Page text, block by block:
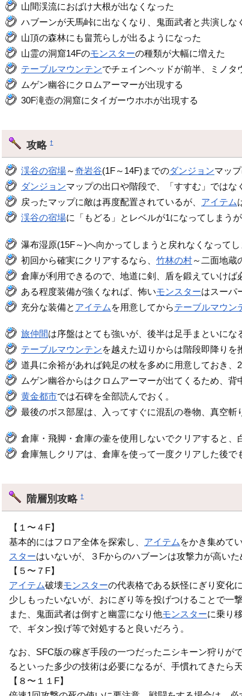
山間渓流におばけ大根が出なくなった
ハブーンが天馬峠に出なくなり、鬼面武者と共演しな
山頂の森林にも畠荒らしが出るようになった
山霊の洞窟14Fのモンスターの種類が大幅に増えた
テーブルマウンテンでチェインヘッドが前半、ミノタ
ムゲン幽谷にクロムアーマーが出現する
30F滝壺の洞窟にタイガーウホホが出現する
攻略†
渓谷の宿場～奇岩谷(1F～14F)までのダンジョンマッ
ダンジョンマップの出口や階段で、「すすむ」ではな
戻ったマップに敵は再度配置されているが、 アイテム
渓谷の宿場に「もどる」とレベルが1になってしまうが
瀑布湿原(15F～)へ向かってしまうと戻れなくなって
初回から確実にクリアするなら、竹林の村～二面地蔵
倉庫が利用できるので、地道に剣、盾を鍛えていけ
ある程度装備が強くなれば、怖いモンスターはスーパ
充分な装備と アイテム を用意してからテーブルマウン
旅仲間は序盤はとても強いが、後半は足手まといにな
テーブルマウンテンを越えた辺りからは階段即降り
道具に余裕があれば鈍足の杖を多めに用意しておき、
ムゲン幽谷からはクロムアーマーが出てくるため、背
黄金都市では石碑を全部読んでおく。
最後のボス部屋は、入ってすぐに混乱の巻物、真空
倉庫・飛脚・倉庫の壷を使用しないでクリアすると、
倉庫無しクリアは、倉庫を使って一度クリアした後で
階層別攻略†
【１〜４F】
基本的にはフロア全体を探索し、 アイテムをかき集めて
スターはいないが、３Fからのハブーンは攻撃力が高い
【５〜７F】
アイテム破壊モンスターの代表格である妖怪にぎり変化
少しもったいないが、おにぎり等を投げつけることで一
また、鬼面武者は倒すと幽霊になり他モンスターに乗り
で、ギタン投げ等で対処すると良いだろう。
なお、SFC版の稼ぎ手段の一つだったニシキーン狩りが
るといった多少の技術は必要になるが、手慣れてきたら
【８〜１１F】